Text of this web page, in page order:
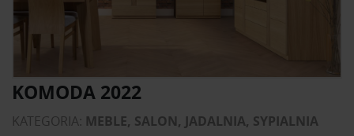
KOMODA 2022
KATEGORIA: MEBLE, SALON, JADALNIA, SYPIALNIA